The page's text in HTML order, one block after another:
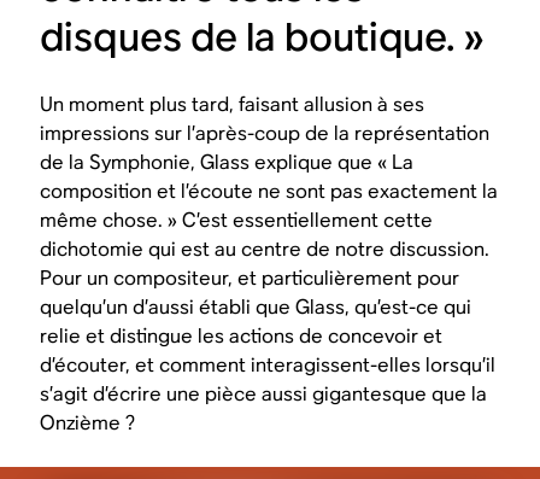
disques de la boutique. »
Un moment plus tard, faisant allusion à ses
impressions sur l’après-coup de la représentation
de la Symphonie, Glass explique que « La
composition et l’écoute ne sont pas exactement la
même chose. » C’est essentiellement cette
dichotomie qui est au centre de notre discussion.
Pour un compositeur, et particulièrement pour
quelqu’un d’aussi établi que Glass, qu’est-ce qui
relie et distingue les actions de concevoir et
d’écouter, et comment interagissent-elles lorsqu’il
s’agit d’écrire une pièce aussi gigantesque que la
Onzième ?